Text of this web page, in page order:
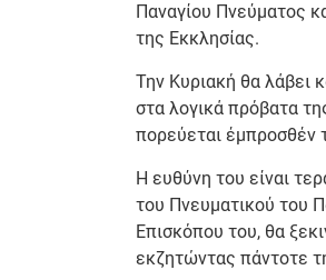
Παναγίου Πνεύματος
της Εκκλησίας.
Την Κυριακή θα λάβει
στα λογικά πρόβατα
πορεύεται έμπροσθέν
Η ευθύνη του είναι
του Πνευματικού του
Επισκόπου του, θα
εκζητώντας πάντοτε